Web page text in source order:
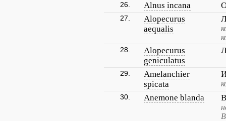
26. Alnus incana
27.
Alopecurus
aequalis
28.
Alopecurus
geniculatus
29.
Amelanchier
spicata
30. Anemone blanda